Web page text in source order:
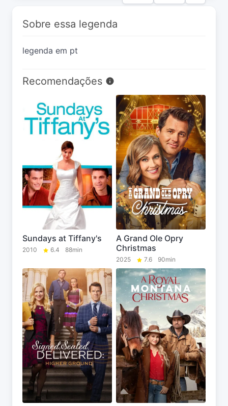
Sobre essa legenda
legenda em pt
Recomendações
Sundays at Tiffany's
2010 6.4 88min
A Grand Ole Opry
Christmas
2025 7.6 90min